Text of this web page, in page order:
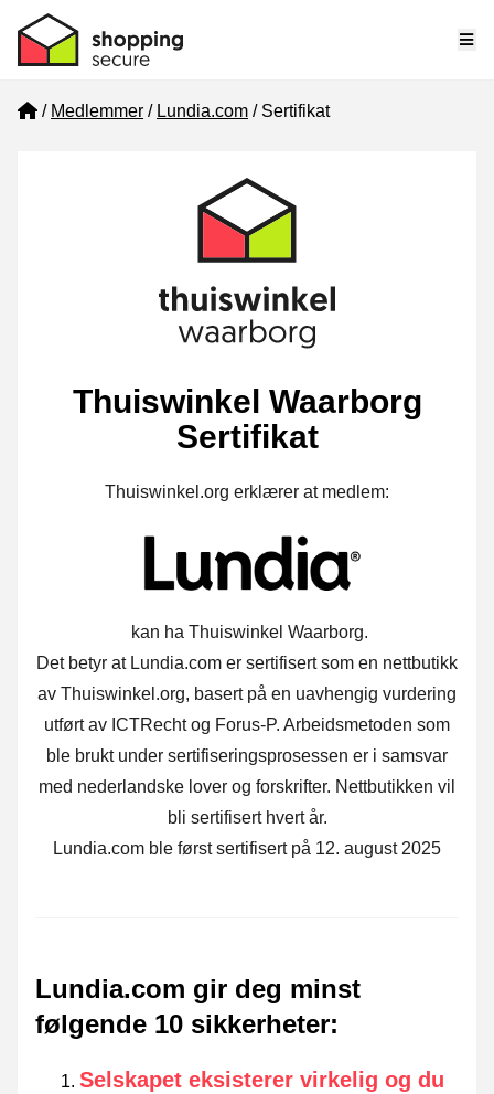
Home
Medlemmer Lundia.com Sertifikat
Thuiswinkel Waarborg
Sertifikat
Thuiswinkel.org erklærer at medlem:
kan ha Thuiswinkel Waarborg.
Det betyr at Lundia.com er sertifisert som en nettbutikk
av Thuiswinkel.org, basert på en uavhengig vurdering
utført av ICTRecht og Forus-P. Arbeidsmetoden som
ble brukt under sertifiseringsprosessen er i samsvar
med nederlandske lover og forskrifter. Nettbutikken vil
bli sertifisert hvert år.
Lundia.com ble først sertifisert på 12. august 2025
Lundia.com gir deg minst
følgende 10 sikkerheter:
Selskapet eksisterer virkelig og du